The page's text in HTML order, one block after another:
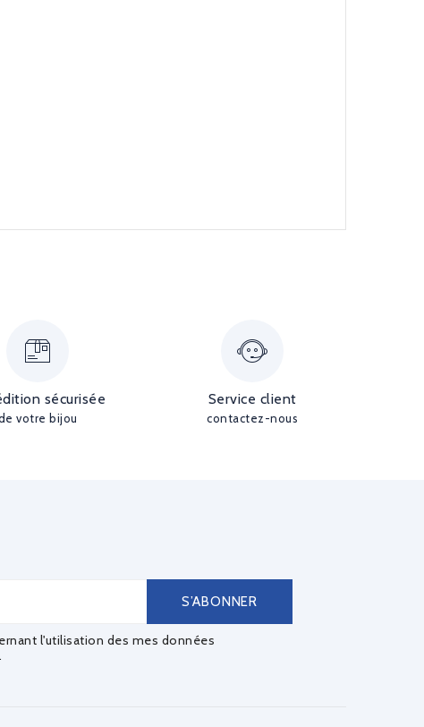
sécurisée
votre bijou
Service client
contactez-nous
l'utilisation des mes données
.